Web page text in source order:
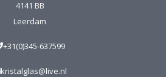
4141 BB
Leerdam
+31(0)345-637599
kristalglas@live.nl